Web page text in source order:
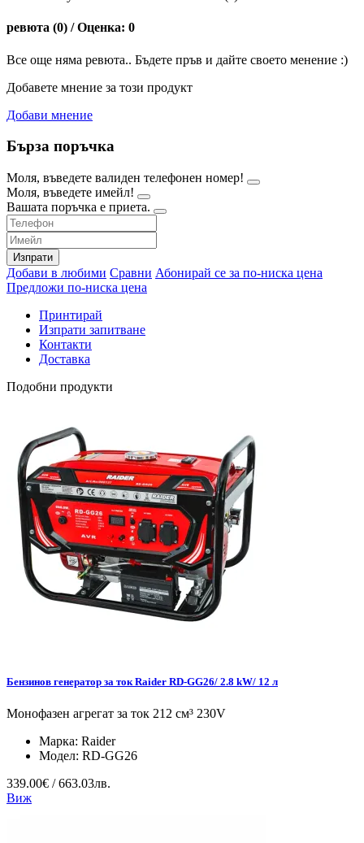
ревюта (0) / Оценка: 0
Все още няма ревюта.. Бъдете пръв и дайте своето менение :)
Добавете мнение за този продукт
Добави мнение
Бърза поръчка
Моля, въведете валиден телефонен номер!
Моля, въведете имейл!
Вашата поръчка е приета.
Изпрати
Добави в любими Сравни Абонирай се за по-ниска цена
Предложи по-ниска цена
Принтирай
Изпрати запитване
Контакти
Доставка
Подобни продукти
Бензинов генератор за ток Raider RD-GG26/ 2.8 kW/ 12 л
Монофазен агрегат за ток 212 см³ 230V
Марка: Raider
Модел: RD-GG26
339.00€ / 663.03лв.
Виж